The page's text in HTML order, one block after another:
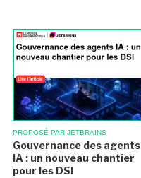
PROPOSÉ PAR JETBRAINS
Gouvernance des agents
IA : un nouveau chantier
pour les DSI